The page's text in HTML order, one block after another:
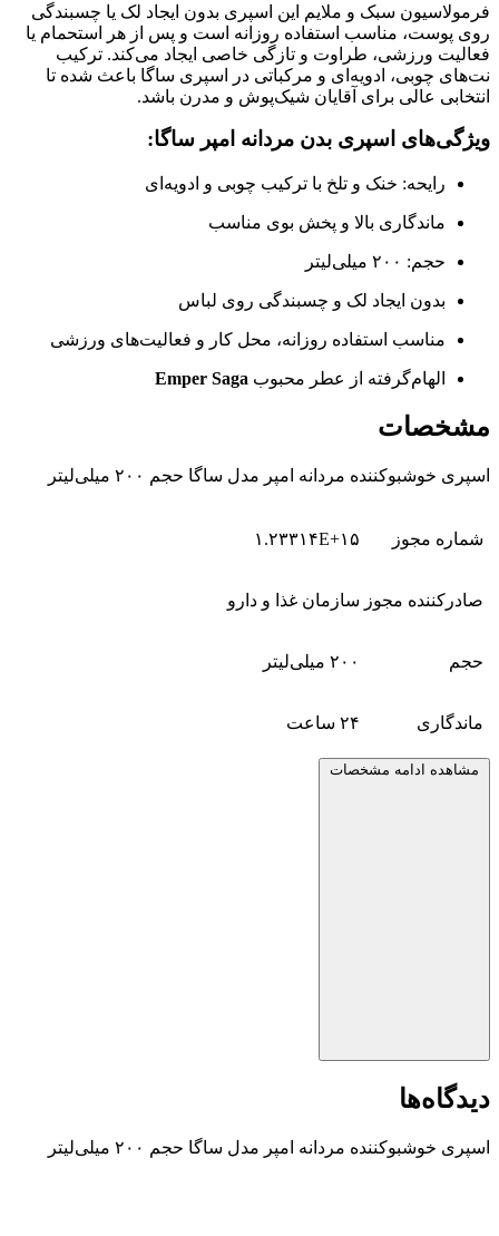
فرمولاسیون سبک و ملایم این اسپری بدون ایجاد لک یا چسبندگی
روی پوست، مناسب استفاده روزانه است و پس از هر استحمام یا
فعالیت ورزشی، طراوت و تازگی خاصی ایجاد می‌کند. ترکیب
نت‌های چوبی، ادویه‌ای و مرکباتی در اسپری ساگا باعث شده تا
انتخابی عالی برای آقایان شیک‌پوش و مدرن باشد.
ویژگی‌های اسپری بدن مردانه امپر ساگا:
رایحه: خنک و تلخ با ترکیب چوبی و ادویه‌ای
ماندگاری بالا و پخش بوی مناسب
حجم: ۲۰۰ میلی‌لیتر
بدون ایجاد لک و چسبندگی روی لباس
مناسب استفاده روزانه، محل کار و فعالیت‌های ورزشی
الهام‌گرفته از عطر محبوب Emper Saga
مشخصات
اسپری خوشبوکننده مردانه امپر مدل ساگا حجم ۲۰۰ میلی‌لیتر
شماره مجوز ۱.۲۳۳۱۴E+۱۵
صادرکننده مجوز سازمان غذا و دارو
حجم ۲۰۰ میلی‌لیتر
ماندگاری ۲۴ ساعت
مشاهده ادامه مشخصات
دیدگاه‌ها
اسپری خوشبوکننده مردانه امپر مدل ساگا حجم ۲۰۰ میلی‌لیتر